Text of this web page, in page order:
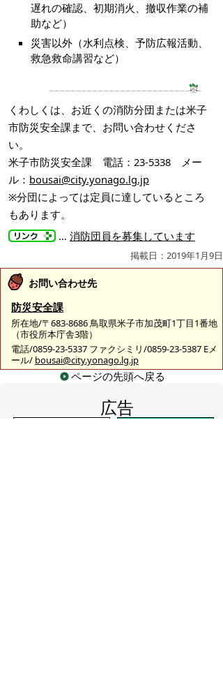
遅れの確認、初期消火、撤収作業の補
助など）
災害以外（水利点検、予防広報活動、
救急救命講習など）
くわしくは、お近くの消防分団または米子
市防災安全課まで、お問い合わせくださ
い。
米子市防災安全課 電話：23-5338 メー
ル： bousai@city.yonago.lg.jp
※分団によっては定員に達しているところ
もあります。
… 消防団員を募集しています
掲載日：2019年1月9日
お問い合わせ先
防災安全課
所在地/〒683-8686 鳥取県米子市加茂町1丁目1番地
（市役所本庁舎3階）
電話/0859-23-5337 ファクシミリ/0859-23-5387 Eメ
ール/ bousai@city.yonago.lg.jp
ページの先頭へ戻る
広告